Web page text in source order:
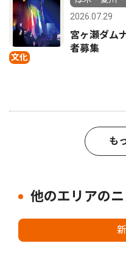
文化
2026.07.29
宮ヶ瀬ダム
者募集
も
他のエリアの